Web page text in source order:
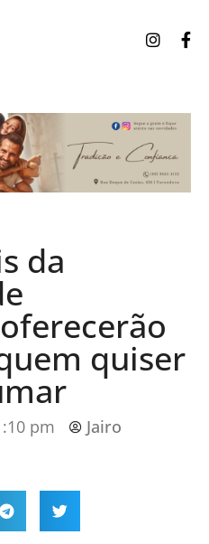
da
quiser
pm Jairo